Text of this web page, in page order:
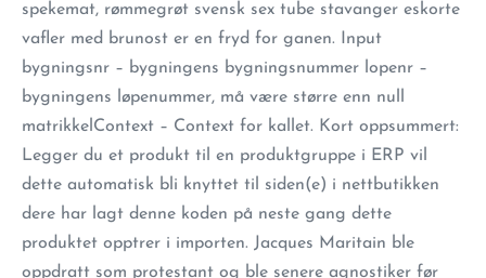
spekemat, rømmegrøt svensk sex tube stavanger eskorte
vafler med brunost er en fryd for ganen. Input
bygningsnr – bygningens bygningsnummer lopenr –
bygningens løpenummer, må være større enn null
matrikkelContext – Context for kallet. Kort oppsummert:
Legger du et produkt til en produktgruppe i ERP vil
dette automatisk bli knyttet til siden(e) i nettbutikken
dere har lagt denne koden på neste gang dette
produktet opptrer i importen. Jacques Maritain ble
oppdratt som protestant og ble senere agnostiker før